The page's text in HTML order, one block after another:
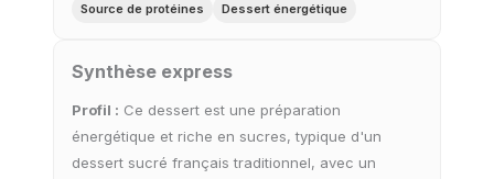
Source de protéines
Dessert énergétique
Synthèse express
Profil : Ce dessert est une préparation
énergétique et riche en sucres, typique d'un
dessert sucré français traditionnel, avec un